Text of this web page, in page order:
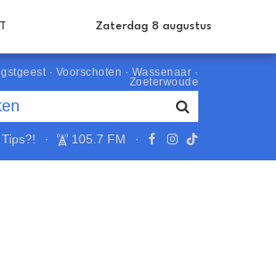
Zaterdag 8 augustus
· Voorschoten · Wassenaar ·
Zoeterwoude
Tips?! · 105.7 FM ·